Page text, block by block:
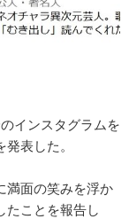
インスタグラムを
表した。
満面の笑みを浮か
たことを報告し